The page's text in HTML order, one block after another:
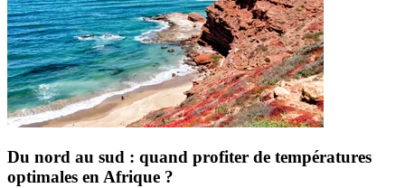
Du nord au sud : quand profiter de températures
optimales en Afrique ?